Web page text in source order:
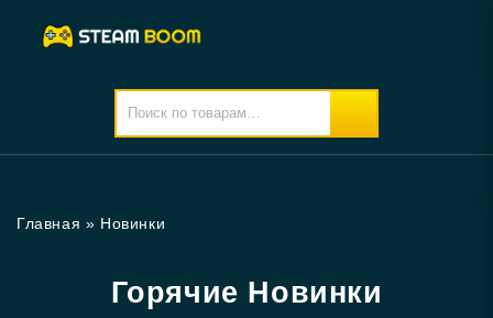
Главная » Новинки
Горячие Новинки